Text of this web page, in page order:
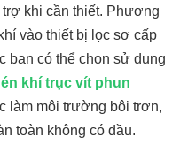
khi cần thiết. Phương
vào thiết bị lọc sơ cấp
bạn có thể chọn sử dụng
khí trục vít phun
làm môi trường bôi trơn,
toàn không có dầu.